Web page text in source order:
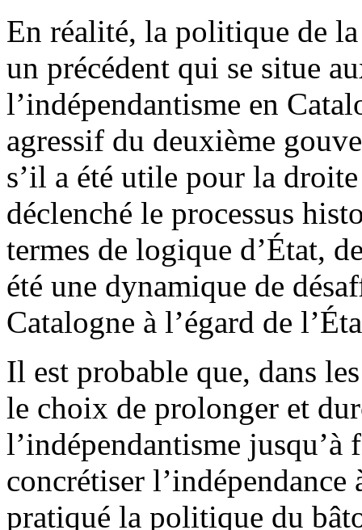
En réalité, la politique de
un précédent qui se situe
l’indépendantisme en
agressif du deuxième
s’il a été utile pour la
déclenché le processus
termes de logique d’État,
été une dynamique de
Catalogne à l’égard de
Il est probable que, dans
le choix de prolonger et
l’indépendantisme jusqu’à
concrétiser
pratiqué la politique du